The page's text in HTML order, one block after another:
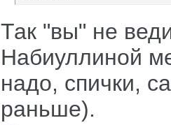
Так "вы" не
Набиуллиной
надо, спички,
раньше).